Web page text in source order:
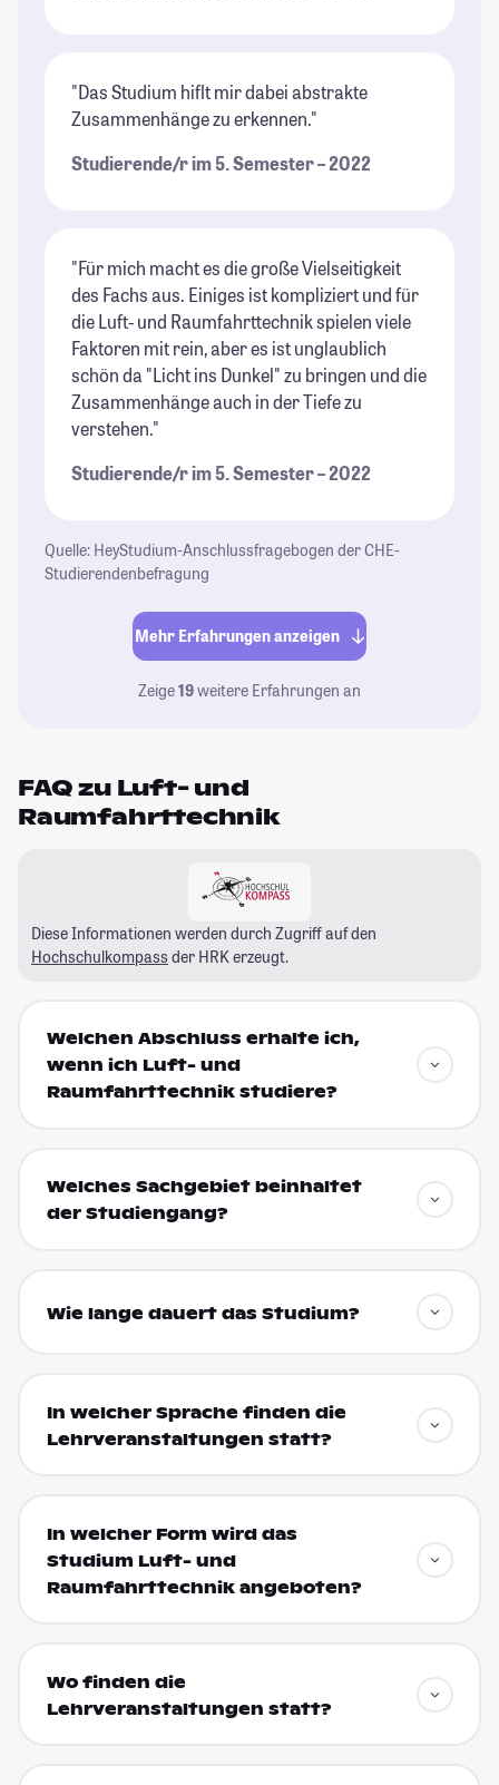
"Das Studium hiflt mir dabei abstrakte
Zusammenhänge zu erkennen."
Studierende/r im 5. Semester – 2022
"Für mich macht es die große Vielseitigkeit
des Fachs aus. Einiges ist kompliziert und für
die Luft- und Raumfahrttechnik spielen viele
Faktoren mit rein, aber es ist unglaublich
schön da "Licht ins Dunkel" zu bringen und die
Zusammenhänge auch in der Tiefe zu
verstehen."
Studierende/r im 5. Semester – 2022
Quelle: HeyStudium-Anschlussfragebogen der CHE-
Studierendenbefragung
Mehr Erfahrungen anzeigen
Zeige19weitere Erfahrungen an
FAQ zu Luft- und
Raumfahrttechnik
Diese Informationen werden durch Zugriff auf den
Hochschulkompass der HRK erzeugt.
Welchen Abschluss erhalte ich,
wenn ich Luft- und
Raumfahrttechnik studiere?
Welches Sachgebiet beinhaltet
der Studiengang?
Wie lange dauert das Studium?
In welcher Sprache finden die
Lehrveranstaltungen statt?
In welcher Form wird das
Studium Luft- und
Raumfahrttechnik angeboten?
Wo finden die
Lehrveranstaltungen statt?